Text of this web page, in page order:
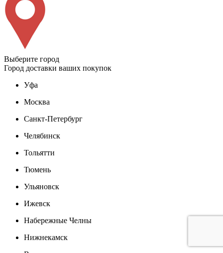
Выберите город
Город доставки ваших покупок
Уфа
Москва
Санкт-Петербург
Челябинск
Тольятти
Тюмень
Ульяновск
Ижевск
Набережные Челны
Нижнекамск